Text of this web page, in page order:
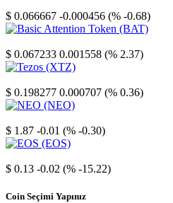
$ 0.066667 -0.000456 (% -0.68)
$ 0.067233 0.001558 (% 2.37)
$ 0.198277 0.000707 (% 0.36)
$ 1.87 -0.01 (% -0.30)
$ 0.13 -0.02 (% -15.22)
Coin Seçimi Yapınız